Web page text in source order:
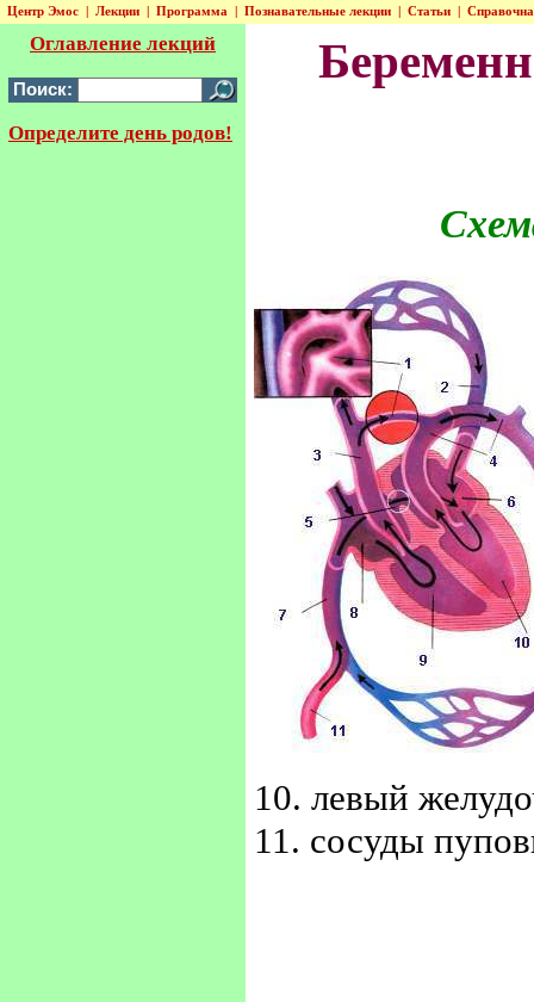
Центр Эмос Лекции Программа Познавательные лекции Статьи
Оглавление лекций
Поиск:
Определите день родов!
10. левый
11. сосуды